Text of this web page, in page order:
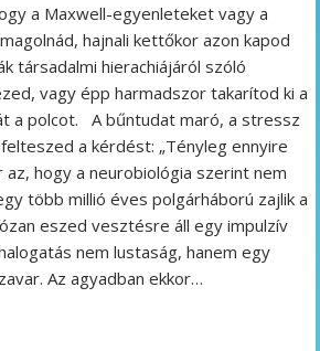
a Maxwell-egyenleteket vagy a
hajnali kettőkor azon kapod
társadalmi hierachiájáról szóló
vagy épp harmadszor takarítod ki a
a polcot. A bűntudat maró, a stressz
a kérdést: „Tényleg ennyire
az, hogy a neurobiológia szerint nem
több millió éves polgárháború zajlik a
eszed vesztésre áll egy impulzív
nem lustaság, hanem egy
Az agyadban ekkor…